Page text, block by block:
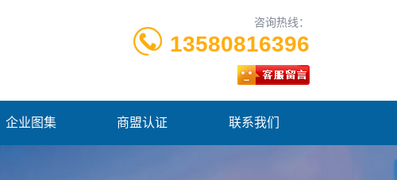
咨询热线：
13580816396
企业图集 商盟认证 联系我们